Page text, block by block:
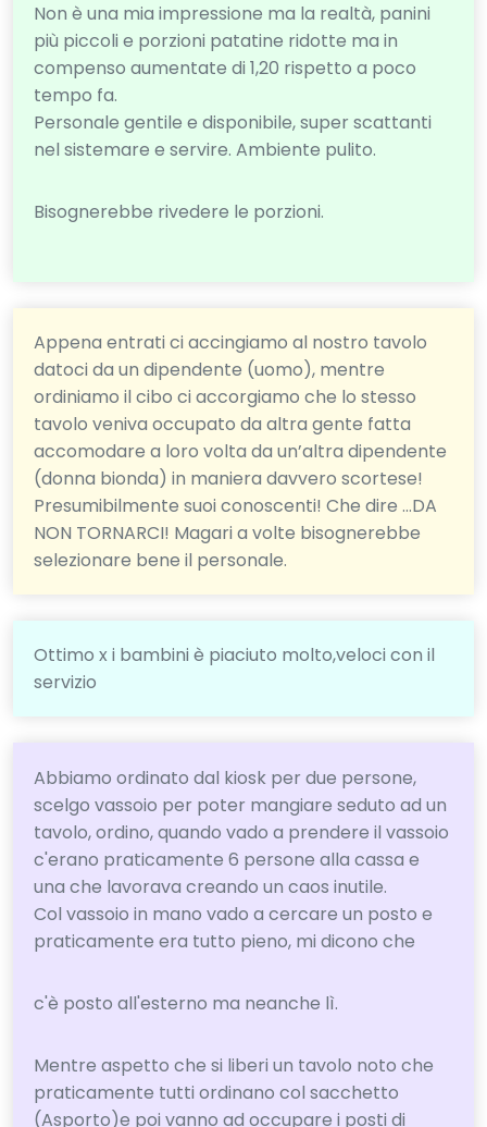
Non è una mia impressione ma la realtà, panini
più piccoli e porzioni patatine ridotte ma in
compenso aumentate di 1,20 rispetto a poco
tempo fa.
Personale gentile e disponibile, super scattanti
nel sistemare e servire. Ambiente pulito.
Bisognerebbe rivedere le porzioni.
Appena entrati ci accingiamo al nostro tavolo
datoci da un dipendente (uomo), mentre
ordiniamo il cibo ci accorgiamo che lo stesso
tavolo veniva occupato da altra gente fatta
accomodare a loro volta da un’altra dipendente
(donna bionda) in maniera davvero scortese!
Presumibilmente suoi conoscenti! Che dire …DA
NON TORNARCI! Magari a volte bisognerebbe
selezionare bene il personale.
Ottimo x i bambini è piaciuto molto,veloci con il
servizio
Abbiamo ordinato dal kiosk per due persone,
scelgo vassoio per poter mangiare seduto ad un
tavolo, ordino, quando vado a prendere il vassoio
c'erano praticamente 6 persone alla cassa e
una che lavorava creando un caos inutile.
Col vassoio in mano vado a cercare un posto e
praticamente era tutto pieno, mi dicono che
c'è posto all'esterno ma neanche lì.
Mentre aspetto che si liberi un tavolo noto che
praticamente tutti ordinano col sacchetto
(Asporto)e poi vanno ad occupare i posti di